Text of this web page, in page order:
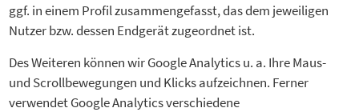
ggf. in einem Profil zusammengefasst, das dem jeweiligen
Nutzer bzw. dessen Endgerät zugeordnet ist.
Des Weiteren können wir Google Analytics u. a. Ihre Maus-
und Scrollbewegungen und Klicks aufzeichnen. Ferner
verwendet Google Analytics verschiedene